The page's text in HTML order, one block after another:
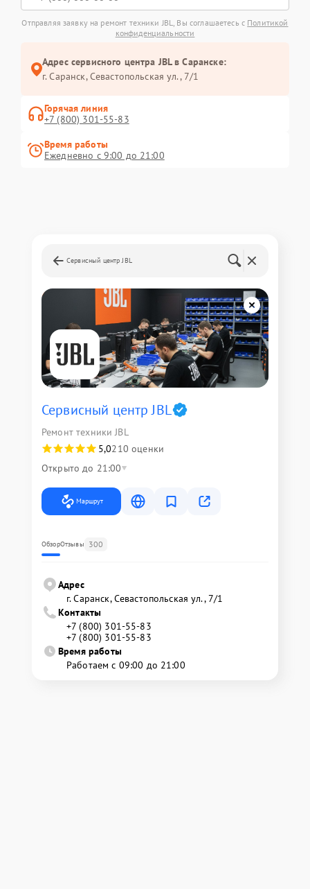
Отправляя заявку на ремонт техники JBL, Вы соглашаетесь с Политикой
конфиденциальности
Адрес сервисного центра JBL в Саранске:
г. Саранск, Севастопольская ул., 7/1
Горячая линия
+7 (800) 301-55-83
Время работы
Ежедневно с 9:00 до 21:00
Сервисный центр JBL
Сервисный центр JBL
Ремонт техники JBL
5,0210 оценки
Открыто до 21:00
Маршрут
ОбзорОтзывы 300
Адрес
г. Саранск, Севастопольская ул., 7/1
Контакты
+7 (800) 301-55-83
+7 (800) 301-55-83
Время работы
Работаем с 09:00 до 21:00